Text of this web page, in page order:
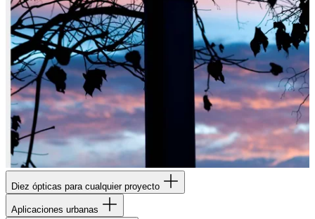
Diez ópticas para cualquier proyecto
Aplicaciones urbanas